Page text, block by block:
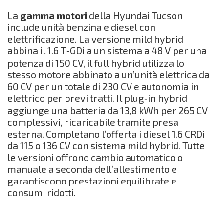
La gamma motori della Hyundai Tucson
include unità benzina e diesel con
elettrificazione. La versione mild hybrid
abbina il 1.6 T‑GDi a un sistema a 48 V per una
potenza di 150 CV, il full hybrid utilizza lo
stesso motore abbinato a un’unità elettrica da
60 CV per un totale di 230 CV e autonomia in
elettrico per brevi tratti. Il plug‑in hybrid
aggiunge una batteria da 13,8 kWh per 265 CV
complessivi, ricaricabile tramite presa
esterna. Completano l’offerta i diesel 1.6 CRDi
da 115 o 136 CV con sistema mild hybrid. Tutte
le versioni offrono cambio automatico o
manuale a seconda dell’allestimento e
garantiscono prestazioni equilibrate e
consumi ridotti.